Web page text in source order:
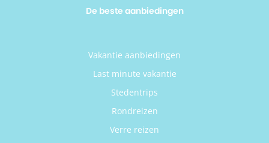
De beste aanbiedingen
Vakantie aanbiedingen
Last minute vakantie
Stedentrips
Rondreizen
Verre reizen